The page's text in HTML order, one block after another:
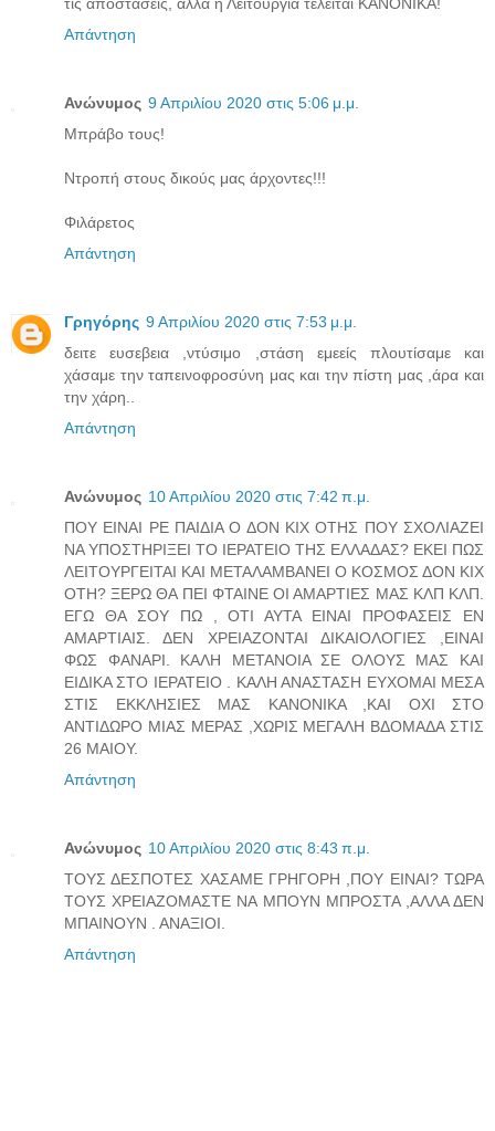
τις αποστάσεις, αλλά η Λειτουργία τελείται ΚΑΝΟΝΙΚΑ!
Απάντηση
Ανώνυμος 9 Απριλίου 2020 στις 5:06 μ.μ.
Μπράβο τους!
Ντροπή στους δικούς μας άρχοντες!!!
Φιλάρετος
Απάντηση
Γρηγόρης 9 Απριλίου 2020 στις 7:53 μ.μ.
δειτε ευσεβεια ,ντύσιμο ,στάση εμεείς πλουτίσαμε και
χάσαμε την ταπεινοφροσύνη μας και την πίστη μας ,άρα και
την χάρη..
Απάντηση
Ανώνυμος 10 Απριλίου 2020 στις 7:42 π.μ.
ΠΟΥ ΕΙΝΑΙ ΡΕ ΠΑΙΔΙΑ Ο ΔΟΝ ΚΙΧ ΟΤΗΣ ΠΟΥ ΣΧΟΛΙΑΖΕΙ
ΝΑ ΥΠΟΣΤΗΡΙΞΕΙ ΤΟ ΙΕΡΑΤΕΙΟ ΤΗΣ ΕΛΛΑΔΑΣ? ΕΚΕΙ ΠΩΣ
ΛΕΙΤΟΥΡΓΕΙΤΑΙ ΚΑΙ ΜΕΤΑΛΑΜΒΑΝΕΙ Ο ΚΟΣΜΟΣ ΔΟΝ ΚΙΧ
ΟΤΗ? ΞΕΡΩ ΘΑ ΠΕΙ ΦΤΑΙΝΕ ΟΙ ΑΜΑΡΤΙΕΣ ΜΑΣ ΚΛΠ ΚΛΠ.
ΕΓΩ ΘΑ ΣΟΥ ΠΩ , ΟΤΙ ΑΥΤΑ ΕΙΝΑΙ ΠΡΟΦΑΣΕΙΣ ΕΝ
ΑΜΑΡΤΙΑΙΣ. ΔΕΝ ΧΡΕΙΑΖΟΝΤΑΙ ΔΙΚΑΙΟΛΟΓΙΕΣ ,ΕΙΝΑΙ
ΦΩΣ ΦΑΝΑΡΙ. ΚΑΛΗ ΜΕΤΑΝΟΙΑ ΣΕ ΟΛΟΥΣ ΜΑΣ ΚΑΙ
ΕΙΔΙΚΑ ΣΤΟ ΙΕΡΑΤΕΙΟ . ΚΑΛΗ ΑΝΑΣΤΑΣΗ ΕΥΧΟΜΑΙ ΜΕΣΑ
ΣΤΙΣ ΕΚΚΛΗΣΙΕΣ ΜΑΣ ΚΑΝΟΝΙΚΑ ,ΚΑΙ ΟΧΙ ΣΤΟ
ΑΝΤΙΔΩΡΟ ΜΙΑΣ ΜΕΡΑΣ ,ΧΩΡΙΣ ΜΕΓΑΛΗ ΒΔΟΜΑΔΑ ΣΤΙΣ
26 ΜΑΙΟΥ.
Απάντηση
Ανώνυμος 10 Απριλίου 2020 στις 8:43 π.μ.
TΟΥΣ ΔΕΣΠΟΤΕΣ ΧΑΣΑΜΕ ΓΡΗΓΟΡΗ ,ΠΟΥ ΕΙΝΑΙ? ΤΩΡΑ
ΤΟΥΣ ΧΡΕΙΑΖΟΜΑΣΤΕ ΝΑ ΜΠΟΥΝ ΜΠΡΟΣΤΑ ,ΑΛΛΑ ΔΕΝ
ΜΠΑΙΝΟΥΝ . ΑΝΑΞΙΟΙ.
Απάντηση